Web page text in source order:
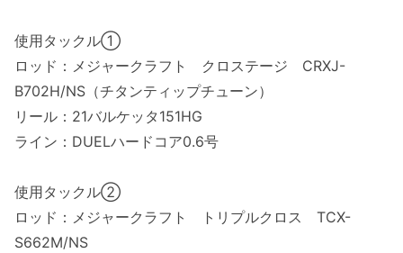
使用タックル①
ロッド：メジャークラフト クロステージ CRXJ-
B702H/NS（チタンティップチューン）
リール：21バルケッタ151HG
ライン：DUELハードコア0.6号
使用タックル②
ロッド：メジャークラフト トリプルクロス TCX-
S662M/NS